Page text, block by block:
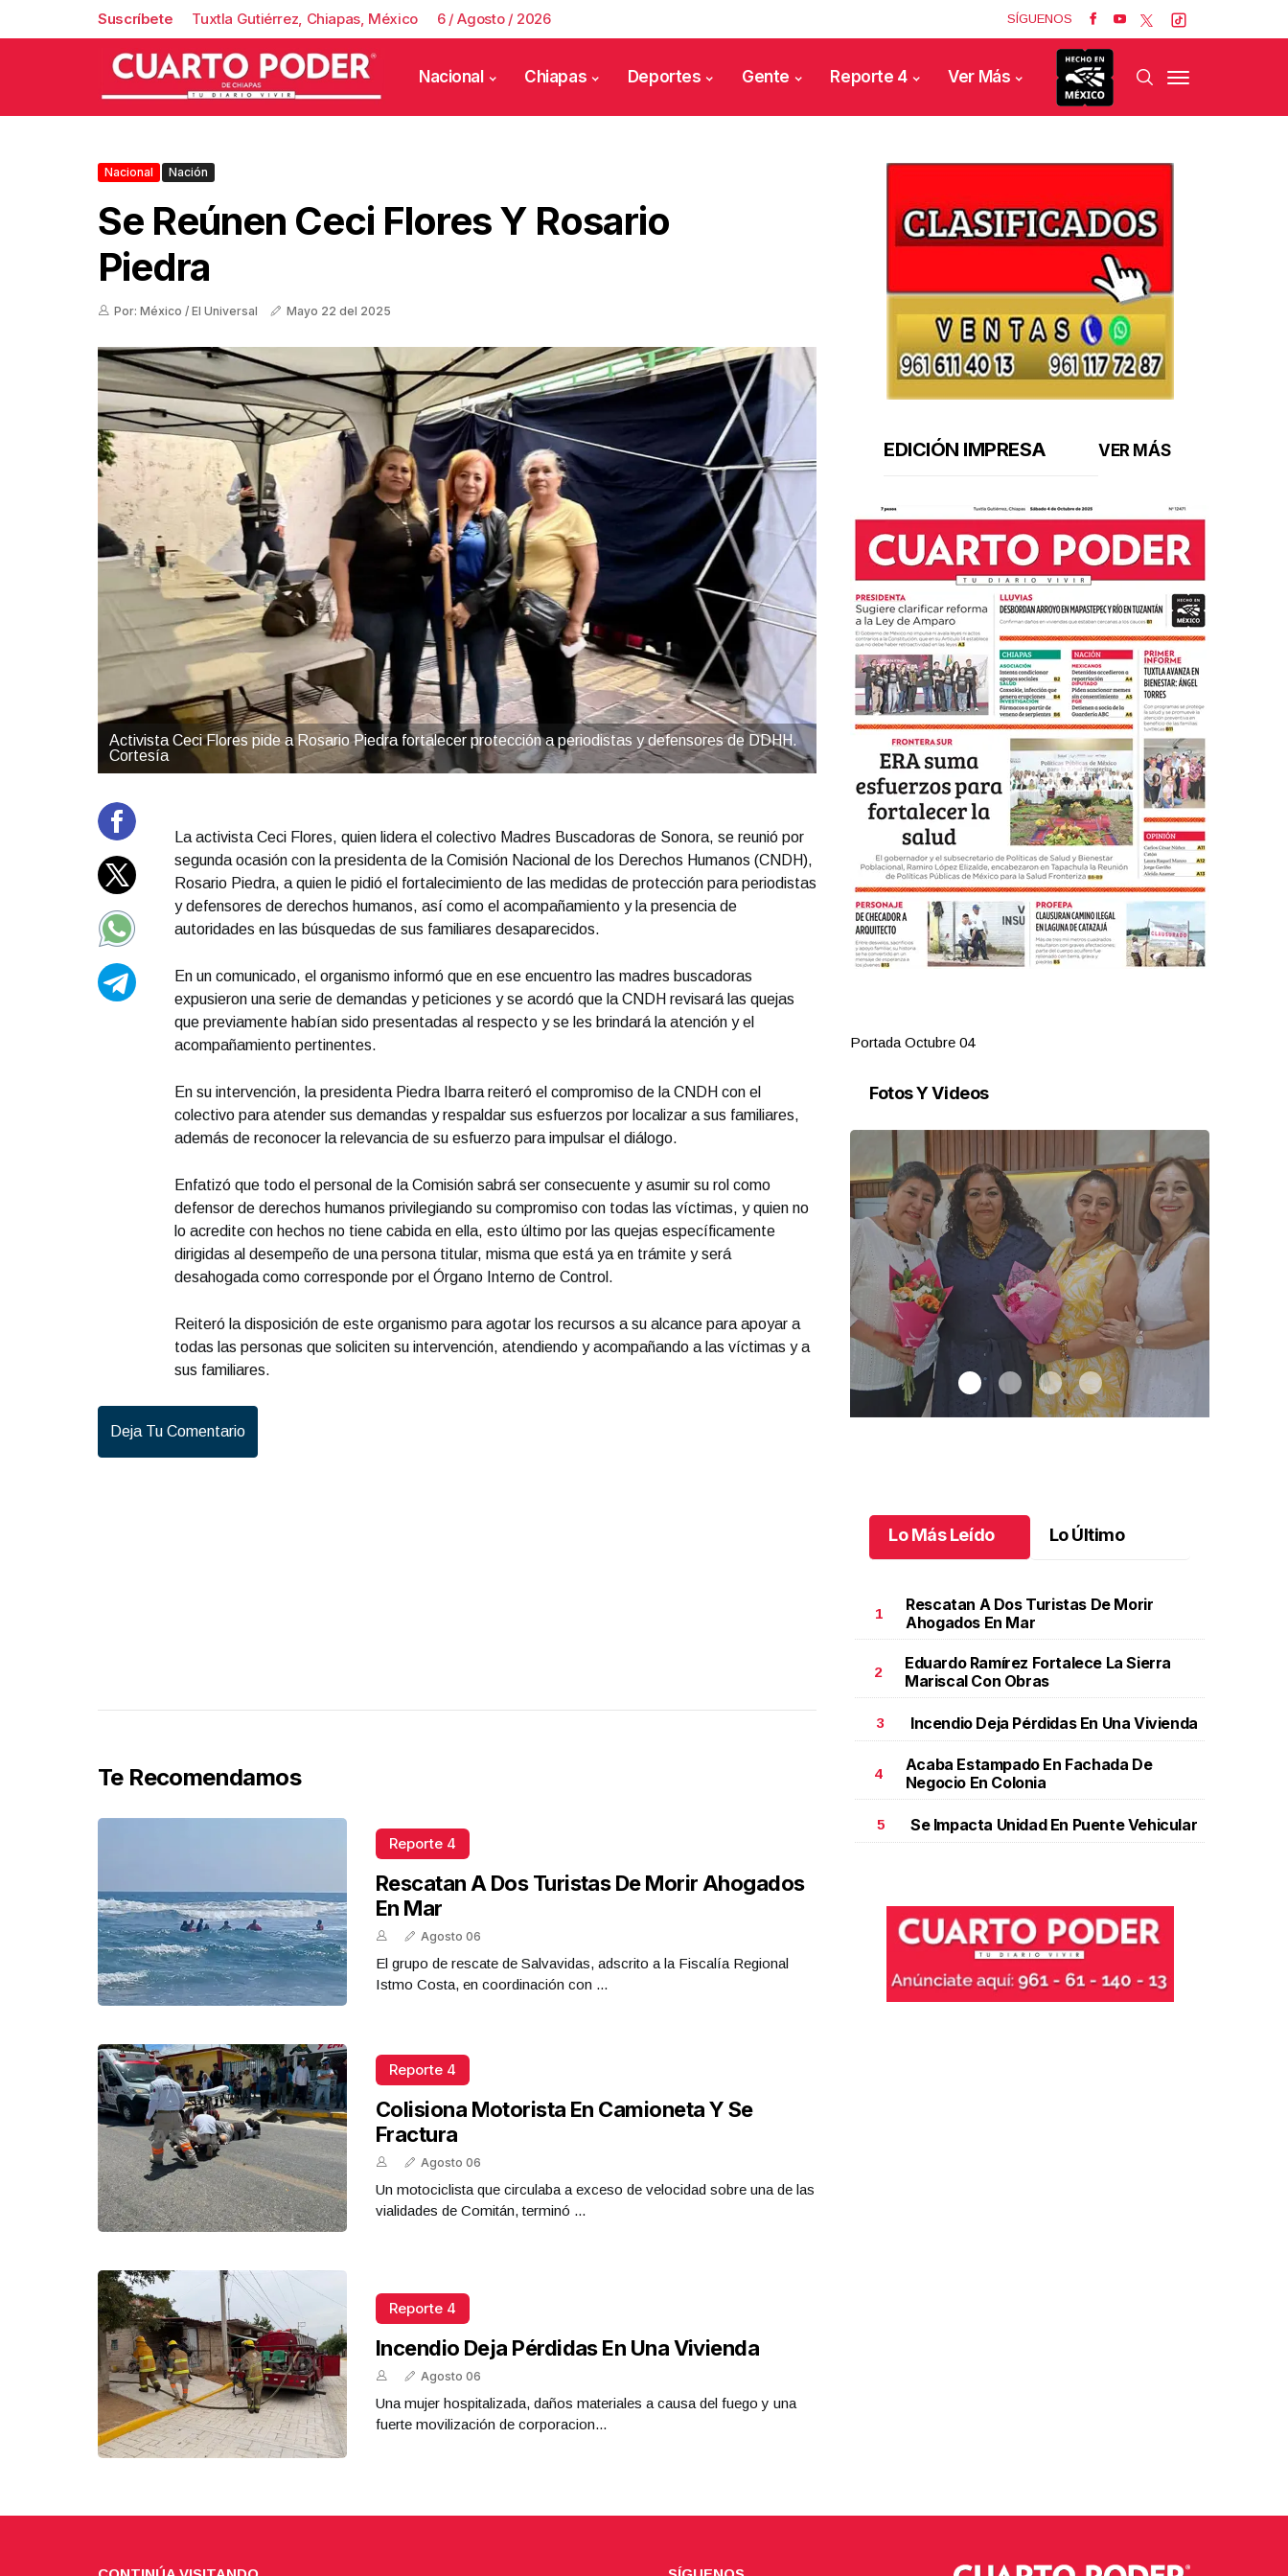
Suscríbete Tuxtla Gutiérrez, Chiapas, México 6 / Agosto / 2026 SÍGUENOS
Nacional Chiapas Deportes Gente Reporte 4 Ver Más
Nacional Nación
Se Reúnen Ceci Flores Y Rosario
Piedra
Por: México / El Universal Mayo 22 del 2025
Activista Ceci Flores pide a Rosario Piedra fortalecer protección a periodistas y defensores de DDHH.
Cortesía
La activista Ceci Flores, quien lidera el colectivo Madres Buscadoras de Sonora, se reunió por
segunda ocasión con la presidenta de la Comisión Nacional de los Derechos Humanos (CNDH),
Rosario Piedra, a quien le pidió el fortalecimiento de las medidas de protección para periodistas
y defensores de derechos humanos, así como el acompañamiento y la presencia de
autoridades en las búsquedas de sus familiares desaparecidos.
En un comunicado, el organismo informó que en ese encuentro las madres buscadoras
expusieron una serie de demandas y peticiones y se acordó que la CNDH revisará las quejas
que previamente habían sido presentadas al respecto y se les brindará la atención y el
acompañamiento pertinentes.
En su intervención, la presidenta Piedra Ibarra reiteró el compromiso de la CNDH con el
colectivo para atender sus demandas y respaldar sus esfuerzos por localizar a sus familiares,
además de reconocer la relevancia de su esfuerzo para impulsar el diálogo.
Enfatizó que todo el personal de la Comisión sabrá ser consecuente y asumir su rol como
defensor de derechos humanos privilegiando su compromiso con todas las víctimas, y quien no
lo acredite con hechos no tiene cabida en ella, esto último por las quejas específicamente
dirigidas al desempeño de una persona titular, misma que está ya en trámite y será
desahogada como corresponde por el Órgano Interno de Control.
Reiteró la disposición de este organismo para agotar los recursos a su alcance para apoyar a
todas las personas que soliciten su intervención, atendiendo y acompañando a las víctimas y a
sus familiares.
Deja Tu Comentario
Te Recomendamos
Reporte 4
Rescatan A Dos Turistas De Morir Ahogados
En Mar
Agosto 06
El grupo de rescate de Salvavidas, adscrito a la Fiscalía Regional
Istmo Costa, en coordinación con ...
Reporte 4
Colisiona Motorista En Camioneta Y Se
Fractura
Agosto 06
Un motociclista que circulaba a exceso de velocidad sobre una de las
vialidades de Comitán, terminó ...
Reporte 4
Incendio Deja Pérdidas En Una Vivienda
Agosto 06
Una mujer hospitalizada, daños materiales a causa del fuego y una
fuerte movilización de corporacion...
EDICIÓN IMPRESA VER MÁS
Portada Octubre 04
Fotos Y Videos
Octubre 03 l 10 Visitas
Una emotiva jubilación en educación especial.Una
emotiva jubilación en educación especial
Lo Más Leído Lo Último
1
Rescatan A Dos Turistas De Morir
Ahogados En Mar
2
Eduardo Ramírez Fortalece La Sierra
Mariscal Con Obras
3 Incendio Deja Pérdidas En Una Vivienda
4
Acaba Estampado En Fachada De
Negocio En Colonia
5 Se Impacta Unidad En Puente Vehicular